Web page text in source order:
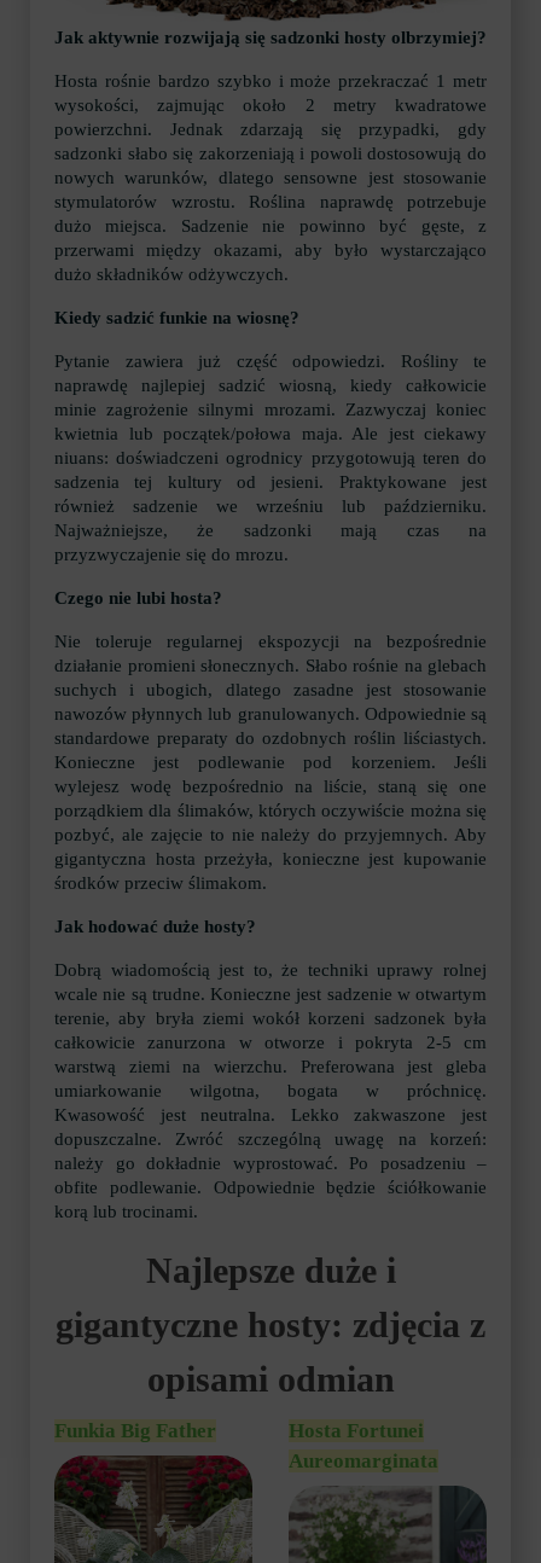
Jak aktywnie rozwijają się sadzonki hosty olbrzymiej?
Hosta rośnie bardzo szybko i może przekraczać 1 metr
wysokości, zajmując około 2 metry kwadratowe
powierzchni. Jednak zdarzają się przypadki, gdy
sadzonki słabo się zakorzeniają i powoli dostosowują do
nowych warunków, dlatego sensowne jest stosowanie
stymulatorów wzrostu. Roślina naprawdę potrzebuje
dużo miejsca. Sadzenie nie powinno być gęste, z
przerwami między okazami, aby było wystarczająco
dużo składników odżywczych.
Kiedy sadzić funkie na wiosnę?
Pytanie zawiera już część odpowiedzi. Rośliny te
naprawdę najlepiej sadzić wiosną, kiedy całkowicie
minie zagrożenie silnymi mrozami. Zazwyczaj koniec
kwietnia lub początek/połowa maja. Ale jest ciekawy
niuans: doświadczeni ogrodnicy przygotowują teren do
sadzenia tej kultury od jesieni. Praktykowane jest
również sadzenie we wrześniu lub październiku.
Najważniejsze, że sadzonki mają czas na
przyzwyczajenie się do mrozu.
Czego nie lubi hosta?
Nie toleruje regularnej ekspozycji na bezpośrednie
działanie promieni słonecznych. Słabo rośnie na glebach
suchych i ubogich, dlatego zasadne jest stosowanie
nawozów płynnych lub granulowanych. Odpowiednie są
standardowe preparaty do ozdobnych roślin liściastych.
Konieczne jest podlewanie pod korzeniem. Jeśli
wylejesz wodę bezpośrednio na liście, staną się one
porządkiem dla ślimaków, których oczywiście można się
pozbyć, ale zajęcie to nie należy do przyjemnych. Aby
gigantyczna hosta przeżyła, konieczne jest kupowanie
środków przeciw ślimakom.
Jak hodować duże hosty?
Dobrą wiadomością jest to, że techniki uprawy rolnej
wcale nie są trudne. Konieczne jest sadzenie w otwartym
terenie, aby bryła ziemi wokół korzeni sadzonek była
całkowicie zanurzona w otworze i pokryta 2-5 cm
warstwą ziemi na wierzchu. Preferowana jest gleba
umiarkowanie wilgotna, bogata w próchnicę.
Kwasowość jest neutralna. Lekko zakwaszone jest
dopuszczalne. Zwróć szczególną uwagę na korzeń:
należy go dokładnie wyprostować. Po posadzeniu –
obfite podlewanie. Odpowiednie będzie ściółkowanie
korą lub trocinami.
Najlepsze duże i
gigantyczne hosty: zdjęcia z
opisami odmian
Funkia Big Father
Hosta Fortunei
Aureomarginata